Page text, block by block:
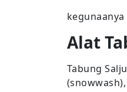
Alat
Tabung
(snowwash),